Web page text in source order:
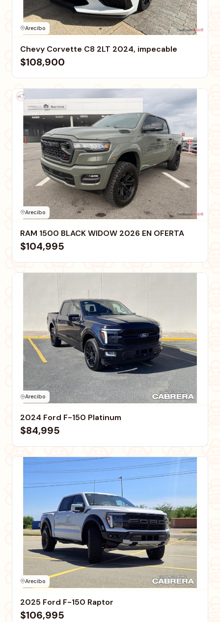
Arecibo
Chevy Corvette C8 2LT 2024, impecable
$108,900
Arecibo
RAM 1500 BLACK WIDOW 2026 EN OFERTA
$104,995
Arecibo
2024 Ford F-150 Platinum
$84,995
Arecibo
2025 Ford F-150 Raptor
$106,995